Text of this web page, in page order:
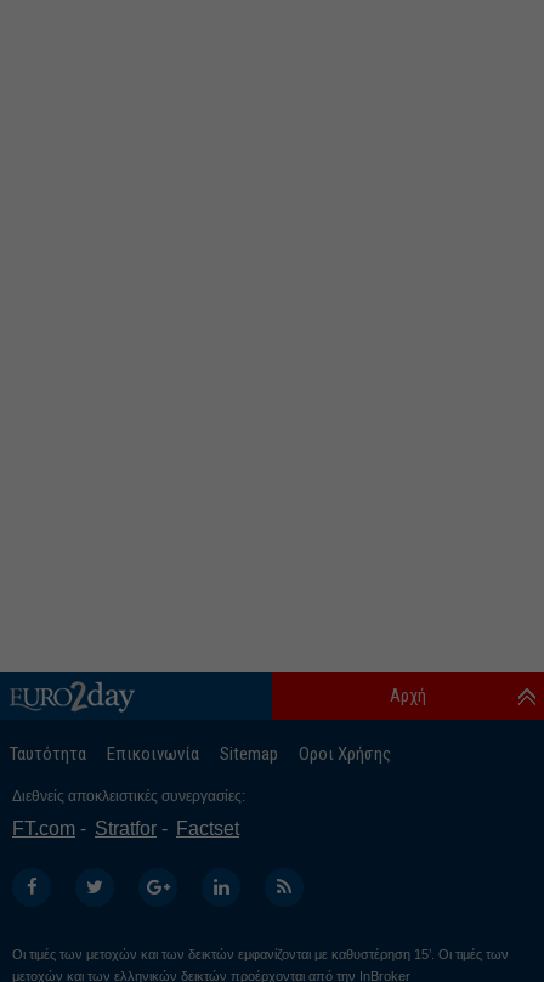
Ταυτότητα Επικοινωνία Sitemap Οροι Χρήσης
Αρχή
Διεθνείς αποκλειστικές συνεργασίες:
FT.com Stratfor Factset
Οι τιμές των μετοχών και των δεικτών εμφανίζονται με καθυστέρηση 15’. Οι τιμές των
μετοχών και των ελληνικών δεικτών προέρχονται από την InBroker